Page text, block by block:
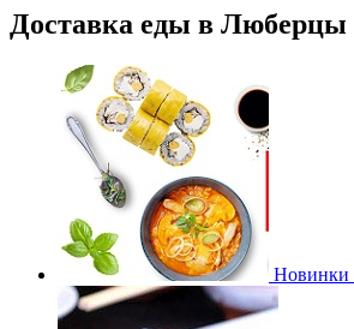
Доставка еды в Люберцы